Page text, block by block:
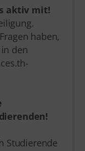
aktiv mit!
haben,
den
Studierende